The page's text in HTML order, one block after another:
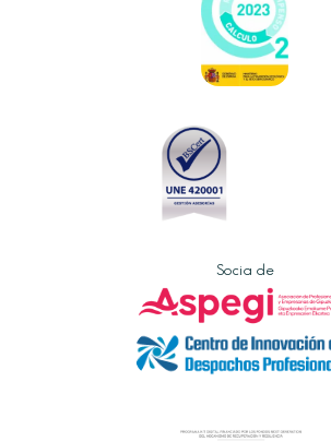
Socia de